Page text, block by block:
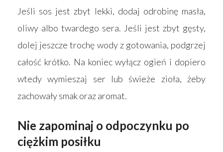
Jeśli sos jest zbyt lekki, dodaj odrobinę masła,
oliwy albo twardego sera. Jeśli jest zbyt gęsty,
dolej jeszcze trochę wody z gotowania, podgrzej
całość krótko. Na koniec wyłącz ogień i dopiero
wtedy wymieszaj ser lub świeże zioła, żeby
zachowały smak oraz aromat.
Nie zapominaj o odpoczynku po
ciężkim posiłku